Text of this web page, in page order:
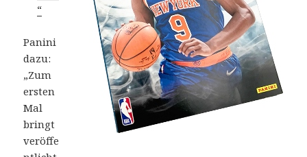
“
Panini
dazu:
„Zum
ersten
Mal
bringt
veröffe